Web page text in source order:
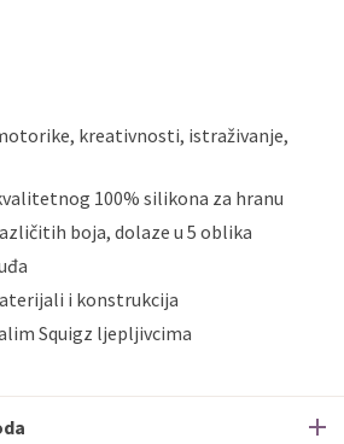
kreativnosti, istraživanje,
100% silikona za hranu
boja, dolaze u 5 oblika
i konstrukcija
Squigz ljepljivcima